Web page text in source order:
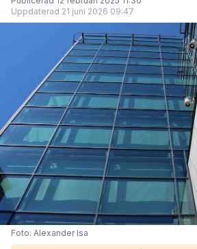
Uppdaterad 21 juni 2026 09:47
Foto: Alexander Isa